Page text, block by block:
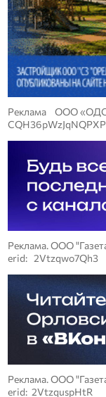
Реклама ООО
Реклама. ООО
erid: 2Vtzqwo7Qh3
Реклама. ООО
erid: 2VtzquspHtR